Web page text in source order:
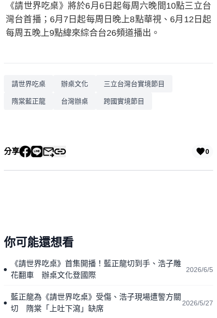
《請世界吃桌》將於6月6日起每周六晚間10點三立台
灣台首播；6月7日起每周日晚上8點華視、6月12日起
每周五晚上9點緯來綜合台26頻道播出。
請世界吃桌 辦桌文化 三立台灣台實境節目
隋棠藍正龍 台灣辦桌 跨國實境節目
分享 0
你可能還想看
《請世界吃桌》首集開播！藍正龍切到手、浩子雕
花翻車 辦桌文化登國際
2026/6/5
藍正龍為《請世界吃桌》受傷、浩子現場遭警方關
切 隋棠「上吐下瀉」缺席
2026/5/27